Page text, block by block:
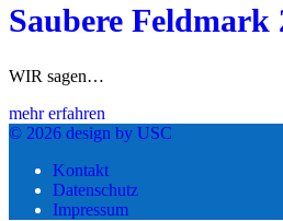
Saubere Feldmark
WIR sagen…
mehr erfahren
© 2026 design by USC
Kontakt
Datenschutz
Impressum